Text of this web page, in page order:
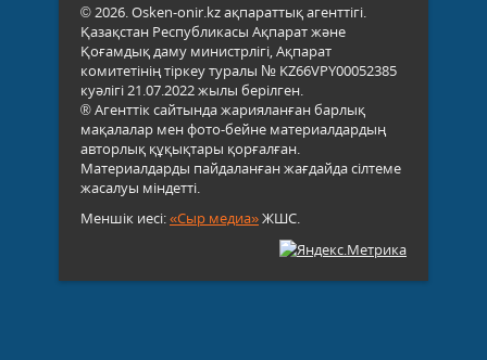
© 2026. Osken-onir.kz ақпараттық агенттігі.
Қазақстан Республикасы Ақпарат және
Қоғамдық даму министрлігі, Ақпарат
комитетінің тіркеу туралы № KZ66VPY00052385
куәлігі 21.07.2022 жылы берілген.
® Агенттік сайтында жарияланған барлық
мақалалар мен фото-бейне материалдардың
авторлық құқықтары қорғалған.
Материалдарды пайдаланған жағдайда сілтеме
жасалуы міндетті.
Меншік иесі:«Сыр медиа»ЖШС.